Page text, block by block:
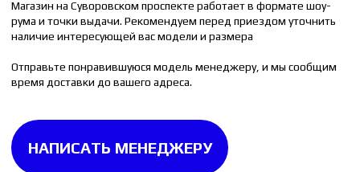
Измерьте стельку от любой вашей пары обуви.
целиком.
39 РАЗМЕР = 25 СМ
40 РАЗМЕР = 25.5 СМ
44 РАЗМЕР = 28 СМ
45 РАЗМЕР = 29 СМ